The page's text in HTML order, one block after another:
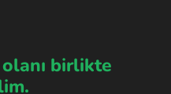
birlikte